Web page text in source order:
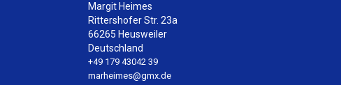
Margit Heimes
Rittershofer Str. 23a
66265 Heusweiler
Deutschland
+49 179 43042 39
marheimes@gmx.de